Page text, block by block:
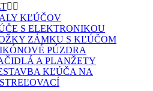
 
KĽÚČOV
S ELEKTRONIKOU
ZÁMKU S KĽÚČOM
PÚZDRA
A PLANŽETY
KĽÚČA NA